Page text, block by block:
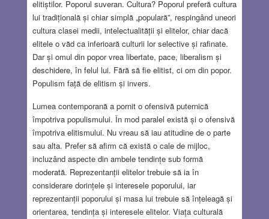
elitiștilor. Poporul suveran. Cultura? Poporul preferă cultura
lui tradițională și chiar simplă „populară”, respingând uneori
cultura clasei medii, intelectualității și elitelor, chiar dacă
elitele o văd ca inferioară culturii lor selective și rafinate.
Dar și omul din popor vrea libertate, pace, liberalism și
deschidere, în felul lui. Fără să fie elitist, ci om din popor.
Populism față de elitism și invers.
Lumea contemporană a pornit o ofensivă puternică
împotriva populismului. În mod paralel există și o ofensivă
împotriva elitismului. Nu vreau să iau atitudine de o parte
sau alta. Prefer să afirm că există o cale de mijloc,
incluzând aspecte din ambele tendințe sub formă
moderată. Reprezentanții elitelor trebuie să ia în
considerare dorințele și interesele poporului, iar
reprezentanții poporului și masa lui trebuie să înțeleagă și
orientarea, tendința și interesele elitelor. Viața culturală